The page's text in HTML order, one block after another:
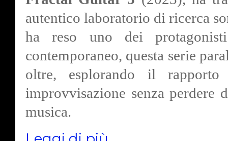
autentico laboratorio di ricerca
ha reso uno dei
contemporaneo, questa serie
oltre, esplorando il
improvvisazione senza perdere
musica.